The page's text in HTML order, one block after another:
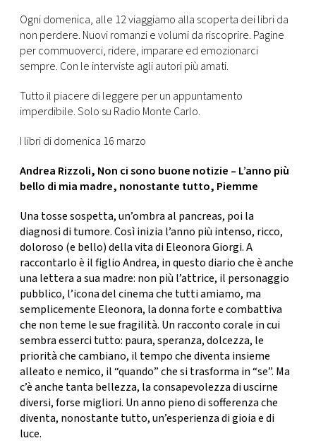
Ogni domenica, alle 12 viaggiamo alla scoperta dei libri da
non perdere. Nuovi romanzi e volumi da riscoprire. Pagine
per commuoverci, ridere, imparare ed emozionarci
sempre. Con le interviste agli autori più amati.
Tutto il piacere di leggere per un appuntamento
imperdibile. Solo su Radio Monte Carlo.
I libri di domenica 16 marzo
Andrea Rizzoli, Non ci sono buone notizie – L’anno più
bello di mia madre, nonostante tutto, Piemme
Una tosse sospetta, un’ombra al pancreas, poi la
diagnosi di tumore. Così inizia l’anno più intenso, ricco,
doloroso (e bello) della vita di Eleonora Giorgi. A
raccontarlo è il figlio Andrea, in questo diario che è anche
una lettera a sua madre: non più l’attrice, il personaggio
pubblico, l’icona del cinema che tutti amiamo, ma
semplicemente Eleonora, la donna forte e combattiva
che non teme le sue fragilità. Un racconto corale in cui
sembra esserci tutto: paura, speranza, dolcezza, le
priorità che cambiano, il tempo che diventa insieme
alleato e nemico, il “quando” che si trasforma in “se”. Ma
c’è anche tanta bellezza, la consapevolezza di uscirne
diversi, forse migliori. Un anno pieno di sofferenza che
diventa, nonostante tutto, un’esperienza di gioia e di
luce.